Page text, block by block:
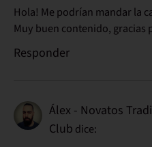
Hola! Me podrían mandar la
Muy buen contenido, gracias
Responder
Álex - Novatos
Club dice: